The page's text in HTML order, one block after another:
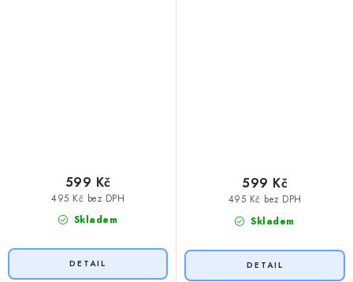
Skladem
495 Kč bez DPH
599 Kč
Skladem
495 Kč bez DPH
599 Kč